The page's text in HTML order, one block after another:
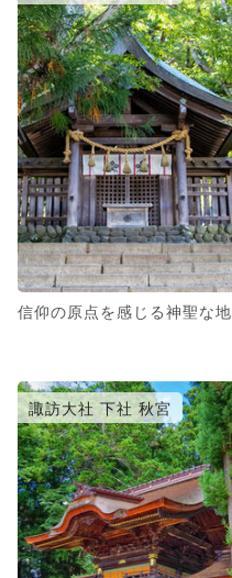
信仰の原点を感じる神聖な地
諏訪大社 下社 秋宮